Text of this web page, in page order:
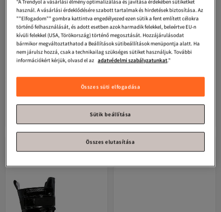
Ingyenes szállítás
"A Trendyol a vásárlási élmény optimalizálása és javítása érdekében sütiketket
használ. A vásárlási érdeklődésére szabott tartalmak és hirdetések biztosítása. Az
""Elfogadom"" gombra kattintva engedélyezed ezen sütik a fent említett célokra
történő felhasználását, és adott esetben azok harmadik felekkel, beleértve EU-n
kívüli felekkel (USA, Törökország) történő megosztását. Hozzájárulásodat
bármikor megváltoztathatod a Beállítások sütibeállítások menüpontja alatt. Ha
nem járulsz hozzá, csak a technikailag szükséges sütiket használjuk. További
információkért kérjük, olvasd el az adatvédelmi szabályzatunkat."
Összes süti elfogadása
Sütik beállítása
Összes elutasítása